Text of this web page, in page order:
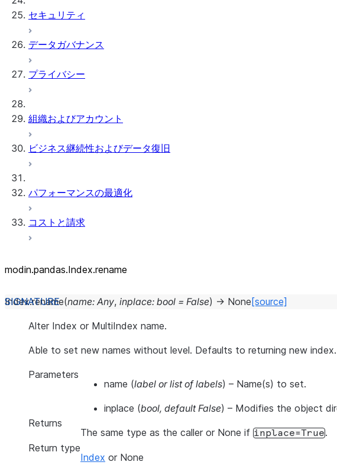
セキュリティ
データガバナンス
プライバシー
組織およびアカウント
ビジネス継続性およびデータ復旧
パフォーマンスの最適化
コストと請求
modin.pandas.Index.rename
Index.rename(name: Any, inplace: bool = False) → None [source]
Alter Index or MultiIndex name.
Able to set new names without level. Defaults to returning new
Parameters
name (label orlist of labels) – Name(s) to set.
inplace (bool, default False) – Modifies the object
Returns
The same type as the caller or None if inplace=True.
Return type
Index or None